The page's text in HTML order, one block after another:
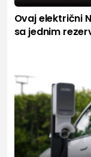
Ovaj električni
sa jednim